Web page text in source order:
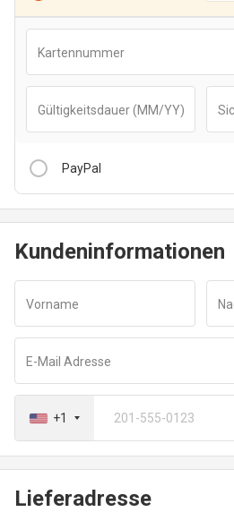
Kundeninformationen
Vorname
E-Mail Adresse
+1
Lieferadresse
Kartennummer
Gültigkeitsdauer (MM/YY)
PayPal
Zahlungsfenster weitergeleitet,